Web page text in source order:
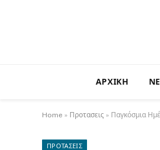
ΑΡΧΙΚΗ
Home » Προτασεις » Παγκόσμια
ΠΡΟΤΑΣΕΙΣ